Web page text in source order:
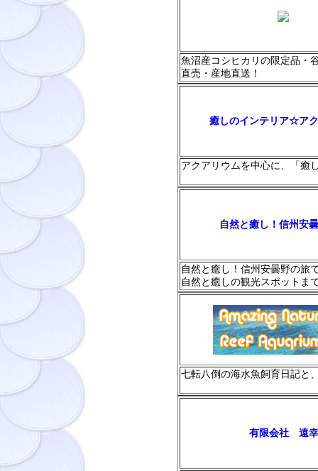
魚沼産コシヒカリの限定品・
直売・産地直送！
癒しのインテリア☆ア
アクアリウムを中心に、「癒
自然と癒し！信州安
自然と癒し！信州安曇野の旅
自然と癒しの観光スポットま
七転八倒の海水魚飼育日記と
有限会社 遠幸